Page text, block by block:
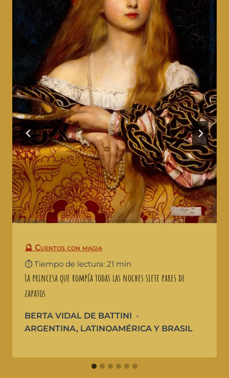
🔮 Cuentos con magia
⏱️ Tiempo de lectura: 21 min
La princesa que rompía todas las noches siete pares de
zapatos
BERTA VIDAL DE BATTINI
ARGENTINA, LATINOAMÉRICA Y BRASIL